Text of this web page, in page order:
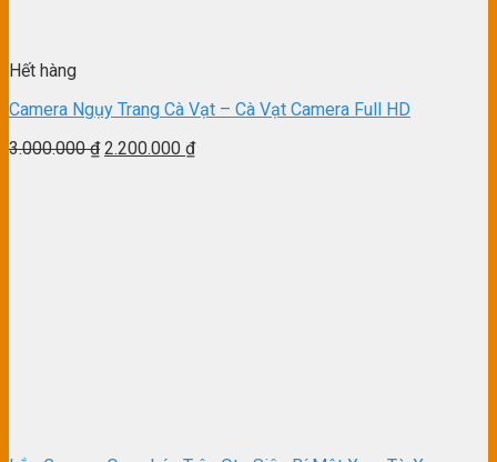
Hết hàng
Camera Ngụy Trang Cà Vạt – Cà Vạt Camera Full HD
3.000.000₫ 2.200.000 ₫